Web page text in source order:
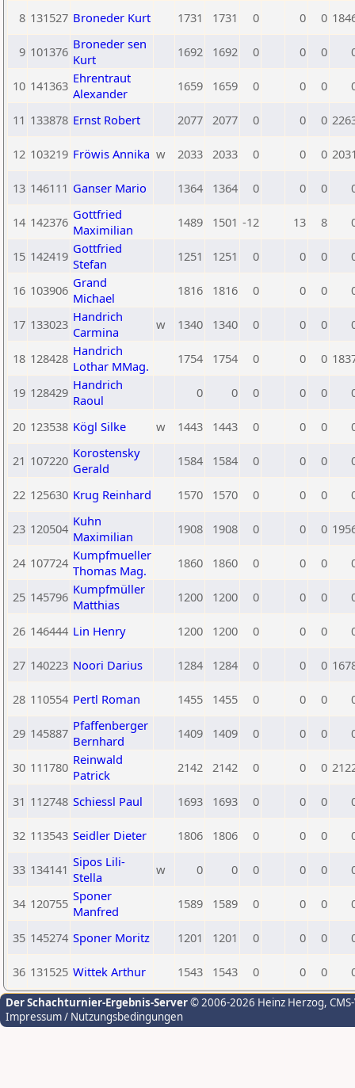
8 131527 Broneder Kurt 1731 1731 0 0 0
9 101376 Broneder sen
Kurt
1692 1692 0 0 0
10 141363 Ehrentraut
Alexander
1659 1659 0 0 0
11 133878 Ernst Robert 2077 2077 0 0 0
12 103219 Fröwis Annika w 2033 2033 0 0 0
13 146111 Ganser Mario 1364 1364 0 0 0
14 142376 Gottfried
Maximilian
1489 1501 -12 13 8
15 142419 Gottfried
Stefan
1251 1251 0 0 0
16 103906 Grand
Michael
1816 1816 0 0 0
17 133023 Handrich
Carmina
w 1340 1340 0 0 0
18 128428 Handrich
Lothar MMag.
1754 1754 0 0 0
19 128429 Handrich
Raoul
0 0 0 0 0
20 123538 Kögl Silke w 1443 1443 0 0 0
21 107220 Korostensky
Gerald
1584 1584 0 0 0
22 125630 Krug Reinhard 1570 1570 0 0 0
23 120504 Kuhn
Maximilian
1908 1908 0 0 0
24 107724 Kumpfmueller
Thomas Mag.
1860 1860 0 0 0
25 145796 Kumpfmüller
Matthias
1200 1200 0 0 0
26 146444 Lin Henry 1200 1200 0 0 0
27 140223 Noori Darius 1284 1284 0 0 0
28 110554 Pertl Roman 1455 1455 0 0 0
29 145887 Pfaffenberger
Bernhard
1409 1409 0 0 0
30 111780 Reinwald
Patrick
2142 2142 0 0 0
31 112748 Schiessl Paul 1693 1693 0 0 0
32 113543 Seidler Dieter 1806 1806 0 0 0
33 134141 Sipos Lili-
Stella
w 0 0 0 0 0
34 120755 Sponer
Manfred
1589 1589 0 0 0
35 145274 Sponer Moritz 1201 1201 0 0 0
36 131525 Wittek Arthur 1543 1543 0 0 0
Der Schachturnier-Ergebnis-Server© 2006-2026 Heinz Herzog,
Impressum / Nutzungsbedingungen